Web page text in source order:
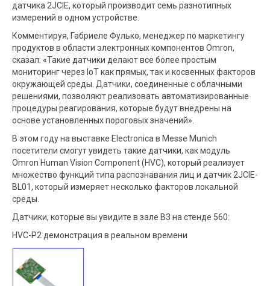
датчика 2JCIE, который производит семь разнотипных
измерений в одном устройстве.
Комментируя, Габриеле Фулько, менеджер по маркетингу
продуктов в области электронных компонентов Omron,
сказал: «Такие датчики делают все более простым
мониторинг через IoT как прямых, так и косвенных факторов
окружающей среды. Датчики, соединенные с облачными
решениями, позволяют реализовать автоматизированные
процедуры реагирования, которые будут внедрены на
основе установленных пороговых значений».
В этом году на выставке Electronica в Messe Munich
посетители смогут увидеть такие датчики, как модуль
Omron Human Vision Component (HVC), который реализует
множество функций типа распознавания лиц и датчик 2JCIE-
BL01, который измеряет несколько факторов локальной
среды.
Датчики, которые вы увидите в зале B3 на стенде 560:
HVC-P2 демонстрация в реальном времени